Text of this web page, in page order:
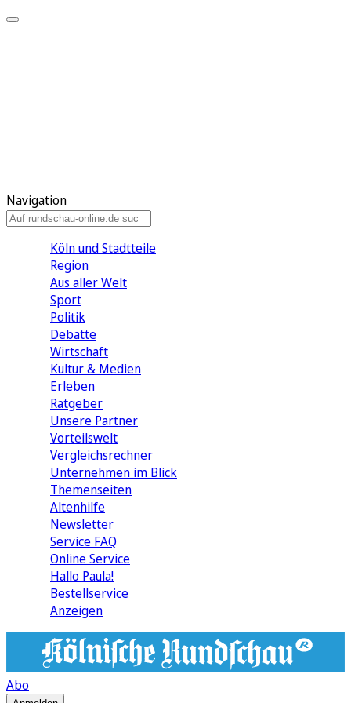
Navigation
Köln und Stadtteile
Region
Aus aller Welt
Sport
Politik
Debatte
Wirtschaft
Kultur & Medien
Erleben
Ratgeber
Unsere Partner
Vorteilswelt
Vergleichsrechner
Unternehmen im Blick
Themenseiten
Altenhilfe
Newsletter
Service FAQ
Online Service
Hallo Paula!
Bestellservice
Anzeigen
Abo